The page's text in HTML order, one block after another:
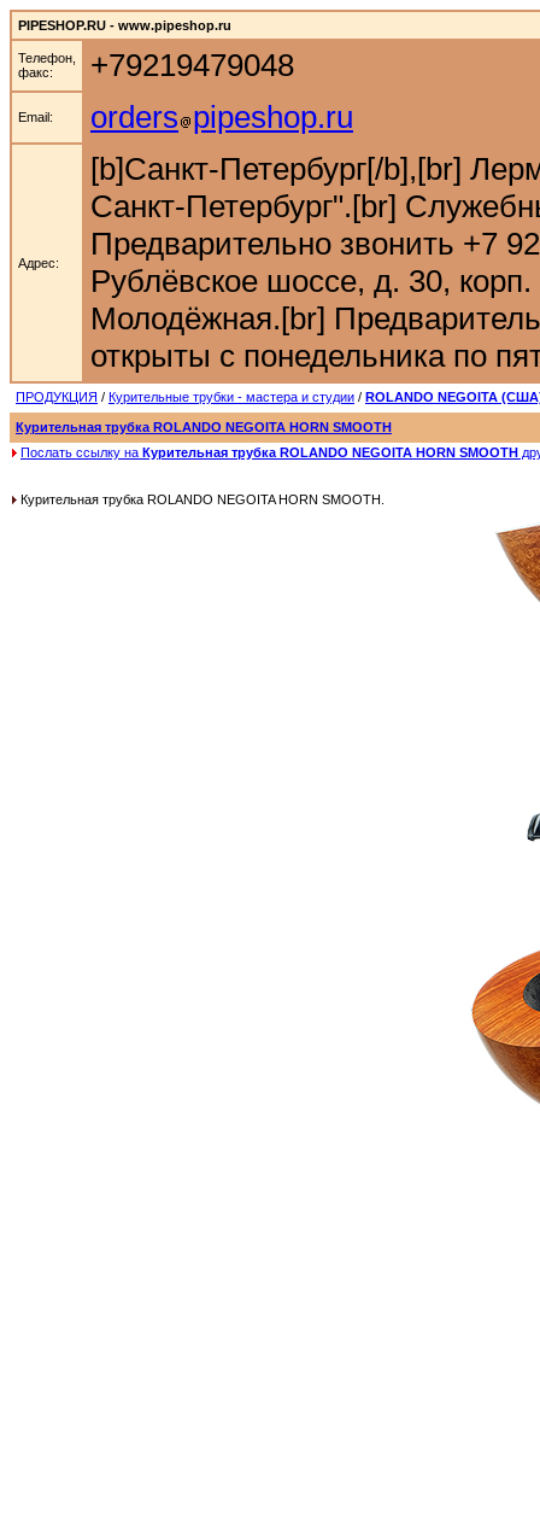
PIPESHOP.RU - www.pipeshop.ru
Телефон,
факс:
+79219479048
Email: orders pipeshop.ru
Адрес:
[b]Санкт-Петербург[/b],[br]
Санкт-Петербург".[br]
Предварительно звонить +7
Рублёвское шоссе, д. 30,
Молодёжная.[br]
открыты с понедельника по
ПРОДУКЦИЯ / Курительные трубки - мастера и студии / ROLANDO NEGOITA
Курительная трубка ROLANDO NEGOITA HORN SMOOTH
Послать ссылку на Курительная трубка ROLANDO NEGOITA HORN SMOOTH
Курительная трубка ROLANDO NEGOITA HORN SMOOTH.